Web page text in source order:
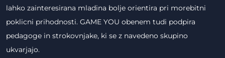
lahko zainteresirana mladina bolje orientira pri morebitni
poklicni prihodnosti. GAME YOU obenem tudi podpira
pedagoge in strokovnjake, ki se z navedeno skupino
ukvarjajo.